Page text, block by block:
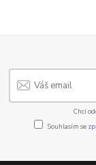
Chci
Souhlasím se